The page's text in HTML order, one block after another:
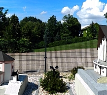
i jego
na
Odsłony: 1371